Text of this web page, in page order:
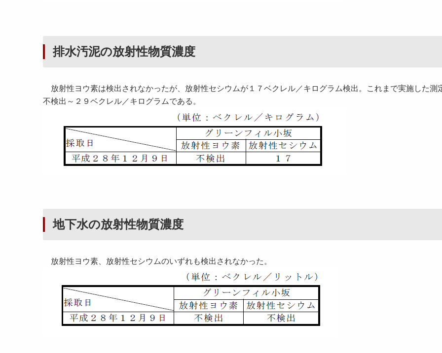
排水汚泥の放射性物質濃度
放射性ヨウ素は検出されなかったが、放射性セシウムが１７ベクレル／キログラム検出。これまで実施した測
不検出～２９ベクレル／キログラムである。
地下水の放射性物質濃度
放射性ヨウ素、放射性セシウムのいずれも検出されなかった。